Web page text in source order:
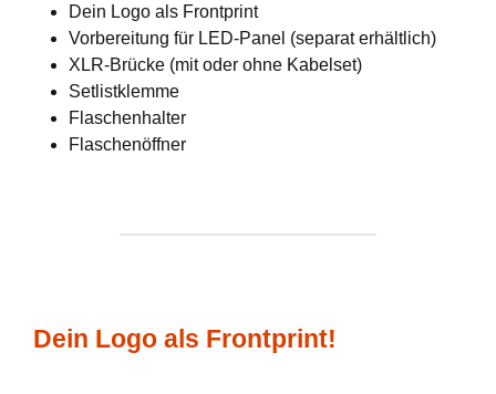
Dein Logo als Frontprint
Vorbereitung für LED-Panel (separat erhältlich)
XLR-Brücke (mit oder ohne Kabelset)
Setlistklemme
Flaschenhalter
Flaschenöffner
Dein Logo als Frontprint!